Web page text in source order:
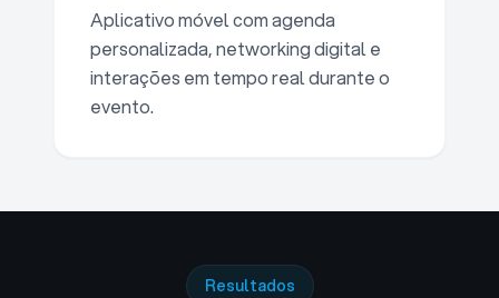
Aplicativo móvel com agenda
personalizada, networking digital e
interações em tempo real durante o
evento.
Resultados